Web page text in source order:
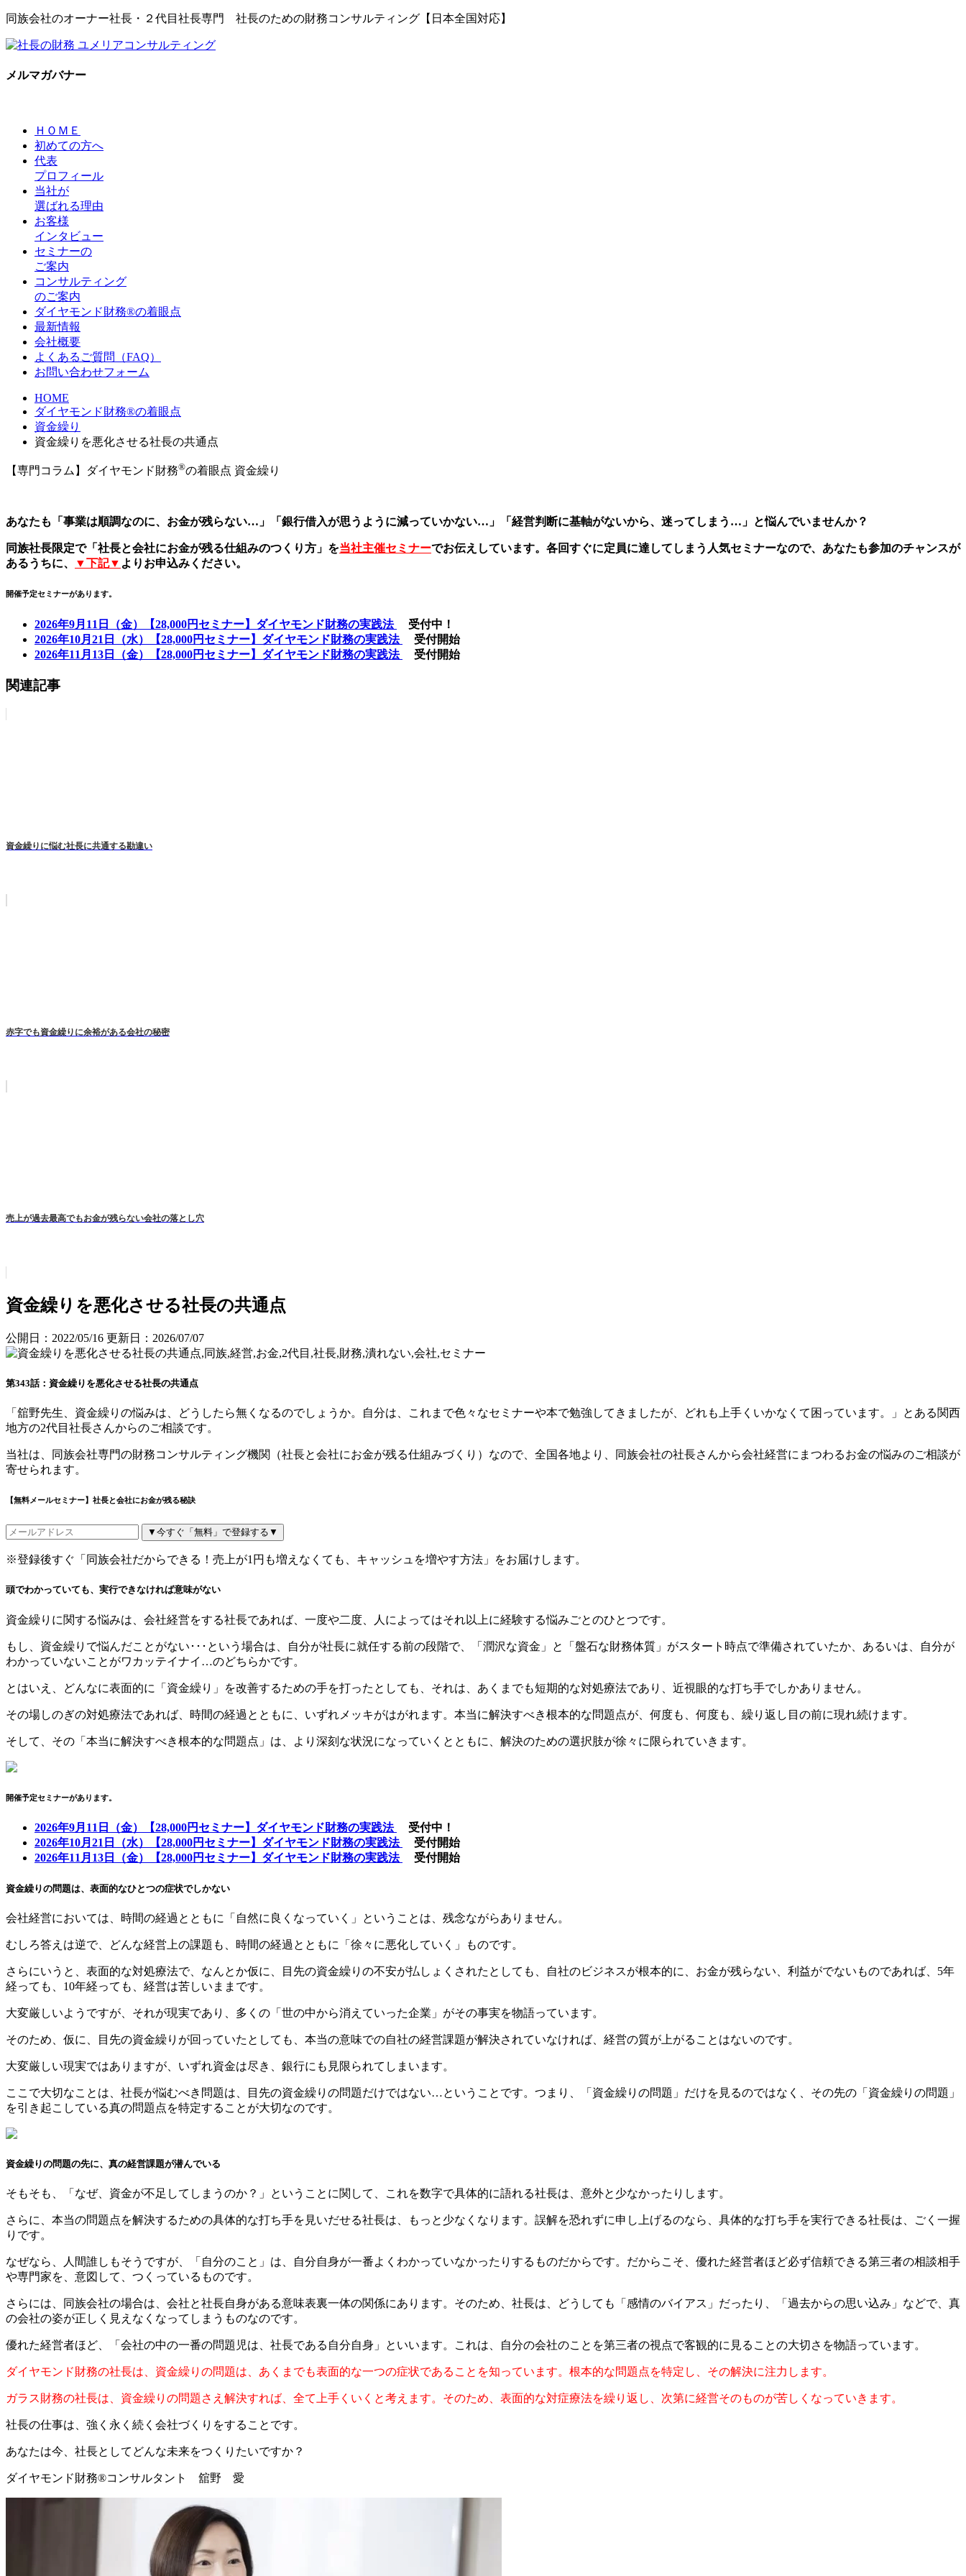
同族会社のオーナー社長・２代目社長専門 社長のための財務コンサルティング【日本全国対応】
メルマガバナー
ＨＯＭＥ
初めての方へ
代表
プロフィール
当社が
選ばれる理由
お客様
インタビュー
セミナーの
ご案内
コンサルティング
のご案内
ダイヤモンド財務®の着眼点
最新情報
会社概要
よくあるご質問（FAQ）
お問い合わせフォーム
HOME
ダイヤモンド財務®の着眼点
資金繰り
資金繰りを悪化させる社長の共通点
【専門コラム】ダイヤモンド財務®の着眼点 資金繰り
あなたも「事業は順調なのに、お金が残らない…」「銀行借入が思うように減っていかない…」「経営判断に基軸がないから、迷ってしまう…」と悩んでいませんか？
同族社長限定で「社長と会社にお金が残る仕組みのつくり方」を当社主催セミナーでお伝えしています。各回すぐに定員に達してしまう人気セミナーなので、あなたも参加のチャンスが
あるうちに、
▼下記▼ よりお申込みください。
開催予定セミナーがあります。
2026年9月11日（金）【28,000円セミナー】ダイヤモンド財務の実践法
受付中！
2026年10月21日（水）【28,000円セミナー】ダイヤモンド財務の実践法
受付開始
2026年11月13日（金）【28,000円セミナー】ダイヤモンド財務の実践法
受付開始
関連記事
資金繰りに悩む社長に共通する勘違い
赤字でも資金繰りに余裕がある会社の秘密
売上が過去最高でもお金が残らない会社の落とし穴
資金繰りを悪化させる社長の共通点
公開日：2022/05/16 更新日：2026/07/07
第343話：資金繰りを悪化させる社長の共通点
「舘野先生、資金繰りの悩みは、どうしたら無くなるのでしょうか。自分は、これまで色々なセミナーや本で勉強してきましたが、どれも上手くいかなくて困っています。」とある関西
地方の2代目社長さんからのご相談です。
当社は、同族会社専門の財務コンサルティング機関（社長と会社にお金が残る仕組みづくり）なので、全国各地より、同族会社の社長さんから会社経営にまつわるお金の悩みのご相談が
寄せられます。
【無料メールセミナー】社長と会社にお金が残る秘訣
▼今すぐ「無料」で登録する▼
※登録後すぐ「同族会社だからできる！売上が1円も増えなくても、キャッシュを増やす方法」をお届けします。
頭でわかっていても、実行できなければ意味がない
資金繰りに関する悩みは、会社経営をする社長であれば、一度や二度、人によってはそれ以上に経験する悩みごとのひとつです。
もし、資金繰りで悩んだことがない･･･という場合は、自分が社長に就任する前の段階で、「潤沢な資金」と「盤石な財務体質」がスタート時点で準備されていたか、あるいは、自分が
わかっていないことがワカッテイナイ…のどちらかです。
とはいえ、どんなに表面的に「資金繰り」を改善するための手を打ったとしても、それは、あくまでも短期的な対処療法であり、近視眼的な打ち手でしかありません。
その場しのぎの対処療法であれば、時間の経過とともに、いずれメッキがはがれます。本当に解決すべき根本的な問題点が、何度も、何度も、繰り返し目の前に現れ続けます。
そして、その「本当に解決すべき根本的な問題点」は、より深刻な状況になっていくとともに、解決のための選択肢が徐々に限られていきます。
開催予定セミナーがあります。
2026年9月11日（金）【28,000円セミナー】ダイヤモンド財務の実践法
受付中！
2026年10月21日（水）【28,000円セミナー】ダイヤモンド財務の実践法
受付開始
2026年11月13日（金）【28,000円セミナー】ダイヤモンド財務の実践法
受付開始
資金繰りの問題は、表面的なひとつの症状でしかない
会社経営においては、時間の経過とともに「自然に良くなっていく」ということは、残念ながらありません。
むしろ答えは逆で、どんな経営上の課題も、時間の経過とともに「徐々に悪化していく」ものです。
さらにいうと、表面的な対処療法で、なんとか仮に、目先の資金繰りの不安が払しょくされたとしても、自社のビジネスが根本的に、お金が残らない、利益がでないものであれば、5年
経っても、10年経っても、経営は苦しいままです。
大変厳しいようですが、それが現実であり、多くの「世の中から消えていった企業」がその事実を物語っています。
そのため、仮に、目先の資金繰りが回っていたとしても、本当の意味での自社の経営課題が解決されていなければ、経営の質が上がることはないのです。
大変厳しい現実ではありますが、いずれ資金は尽き、銀行にも見限られてしまいます。
ここで大切なことは、社長が悩むべき問題は、目先の資金繰りの問題だけではない…ということです。つまり、「資金繰りの問題」だけを見るのではなく、その先の「資金繰りの問題」
を引き起こしている真の問題点を特定することが大切なのです。
資金繰りの問題の先に、真の経営課題が潜んでいる
そもそも、「なぜ、資金が不足してしまうのか？」ということに関して、これを数字で具体的に語れる社長は、意外と少なかったりします。
さらに、本当の問題点を解決するための具体的な打ち手を見いだせる社長は、もっと少なくなります。誤解を恐れずに申し上げるのなら、具体的な打ち手を実行できる社長は、ごく一握
りです。
なぜなら、人間誰しもそうですが、「自分のこと」は、自分自身が一番よくわかっていなかったりするものだからです。だからこそ、優れた経営者ほど必ず信頼できる第三者の相談相手
や専門家を、意図して、つくっているものです。
さらには、同族会社の場合は、会社と社長自身がある意味表裏一体の関係にあります。そのため、社長は、どうしても「感情のバイアス」だったり、「過去からの思い込み」などで、真
の会社の姿が正しく見えなくなってしまうものなのです。
優れた経営者ほど、「会社の中の一番の問題児は、社長である自分自身」といいます。これは、自分の会社のことを第三者の視点で客観的に見ることの大切さを物語っています。
ダイヤモンド財務の社長は、資金繰りの問題は、あくまでも表面的な一つの症状であることを知っています。根本的な問題点を特定し、その解決に注力します。
ガラス財務の社長は、資金繰りの問題さえ解決すれば、全て上手くいくと考えます。そのため、表面的な対症療法を繰り返し、次第に経営そのものが苦しくなっていきます。
社長の仕事は、強く永く続く会社づくりをすることです。
あなたは今、社長としてどんな未来をつくりたいですか？
ダイヤモンド財務®コンサルタント 舘野 愛